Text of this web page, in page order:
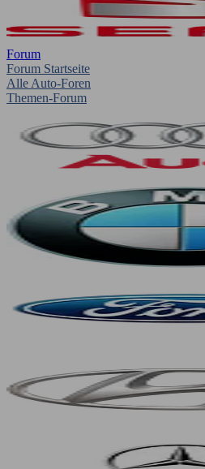
Forum
Forum Startseite
Alle Auto-Foren
Themen-Forum